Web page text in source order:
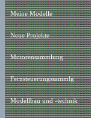
Meine Modelle
Neue Projekte
Motorensammlung
Fernsteuerungssammlg
Modellbau und -technik